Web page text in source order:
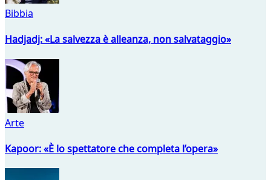
Bibbia
Hadjadj: «La salvezza è alleanza, non salvataggio»
Arte
Kapoor: «È lo spettatore che completa l’opera»